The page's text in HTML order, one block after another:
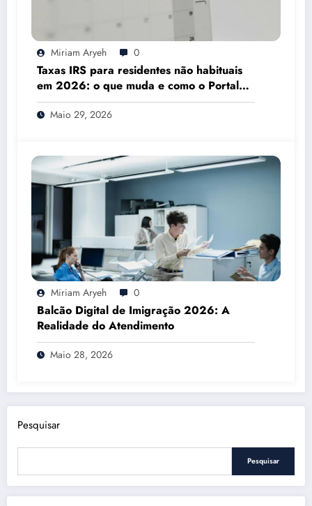
Miriam Aryeh 0
Taxas IRS para residentes não habituais
em 2026: o que muda e como o Portal
das Finanças pode ajudar
Maio 29, 2026
Miriam Aryeh 0
Balcão Digital de Imigração 2026: A
Realidade do Atendimento
Maio 28, 2026
Pesquisar
Pesquisar